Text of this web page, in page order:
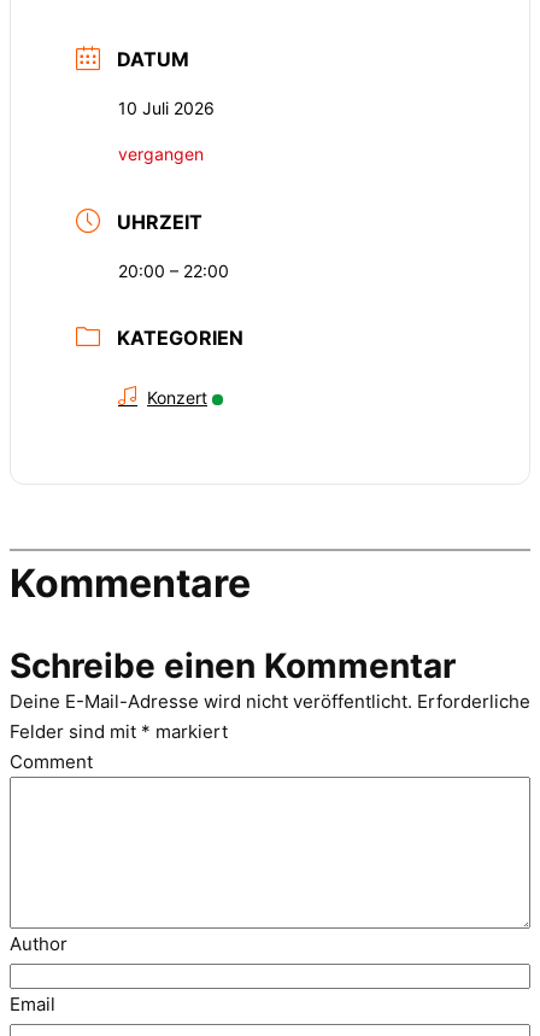
DATUM
10 Juli 2026
vergangen
UHRZEIT
20:00 – 22:00
KATEGORIEN
Konzert
Kommentare
Schreibe einen Kommentar
Deine E-Mail-Adresse wird nicht veröffentlicht. Erforderliche
Felder sind mit * markiert
Comment
Author
Email